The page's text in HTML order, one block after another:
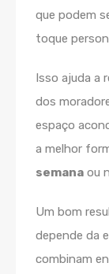
que podem
toque
Isso ajuda a
dos
espaço
a melhor
semana ou
Um bom
depende da
combinam